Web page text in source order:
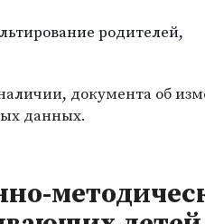
родителей,
документа об
данных.